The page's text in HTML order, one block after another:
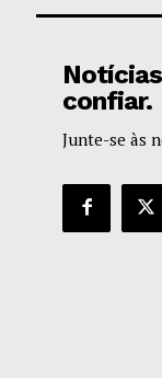
confiar.
Junte-se às